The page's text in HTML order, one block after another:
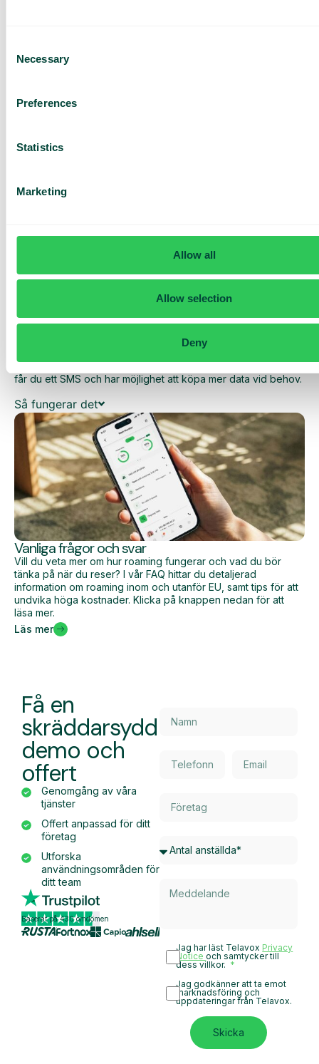
Selection
Necessary
Preferences
Statistics
Marketing
Allow all
Allow selection
Deny
Hur vet jag om jag har Telavox Mobile eller
Med Daily Cost Control kan du som kund hålla bättre koll på
dina dagliga kostnader när du surfar utanför EU/EES.
förutbestämt maxpris. När du har förbrukat den datamängden
får du ett SMS och har möjlighet att köpa mer data vid behov.
Så fungerar det
Vanliga frågor och svar
Vill du veta mer om hur roaming fungerar och vad du bör
tänka på när du reser? I vår FAQ hittar du detaljerad
information om roaming inom och utanför EU, samt tips för att
undvika höga kostnader. Klicka på knappen nedan för att
läsa mer.
Läs mer
Få en
skräddarsydd
demo och
offert
Genomgång av våra
tjänster
Offert anpassad för ditt
företag
Utforska
användningsområden för
ditt team
Baserat på 430 omdömen
Jag har läst Telavox Privacy
Noticeoch samtycker till
dess villkor.
Jag godkänner att ta emot
marknadsföring och
uppdateringar från Telavox.
Skicka